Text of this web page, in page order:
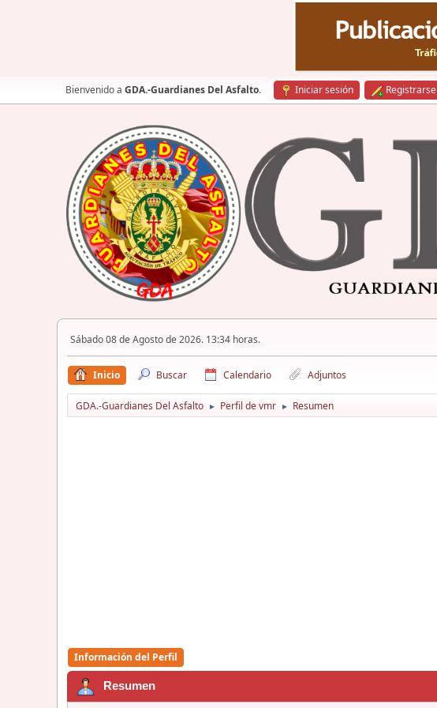
Bienvenido a GDA.-Guardianes Del Asfalto. Iniciar sesión Registrarse
Sábado 08 de Agosto de 2026. 13:34 horas.
Inicio Buscar Calendario Adjuntos
GDA.-Guardianes Del Asfalto ► Perfil de vmr ► Resumen
Información del Perfil
Resumen